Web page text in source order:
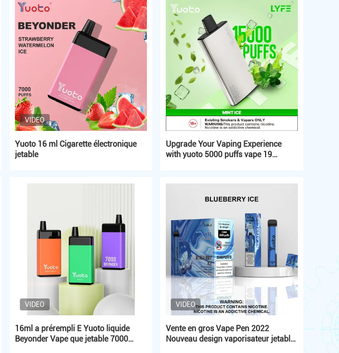
VIDEO
Yuoto 16 ml Cigarette électronique
jetable
Upgrade Your Vaping Experience
with yuoto 5000 puffs vape 19
VIDEO
16ml a prérempli E Yuoto liquide
Beyonder Vape que jetable 7000
VIDEO
Vente en gros Vape Pen 2022
Nouveau design vaporisateur jetable